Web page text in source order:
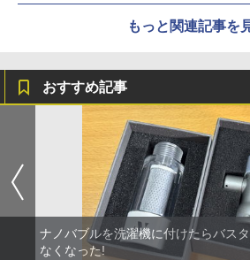
もっと関連記事を
おすすめ記事
ナノバブルを洗濯機に付けたらバス
なくなった!